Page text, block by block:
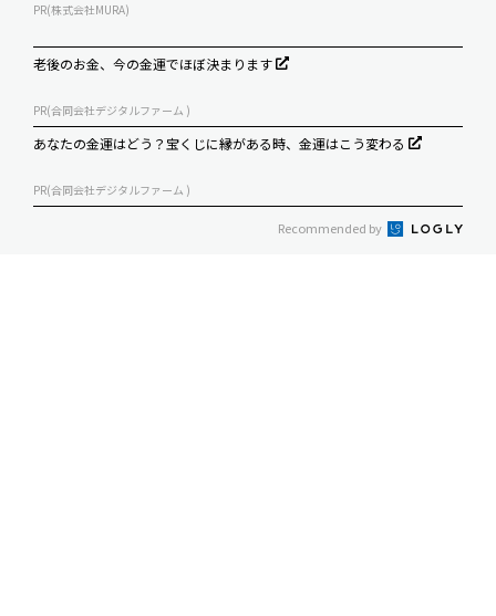
PR(株式会社MURA)
老後のお金、今の金運でほぼ決まります
PR(合同会社デジタルファーム )
あなたの金運はどう？宝くじに縁がある時、金運はこう変わる
PR(合同会社デジタルファーム )
Recommended by